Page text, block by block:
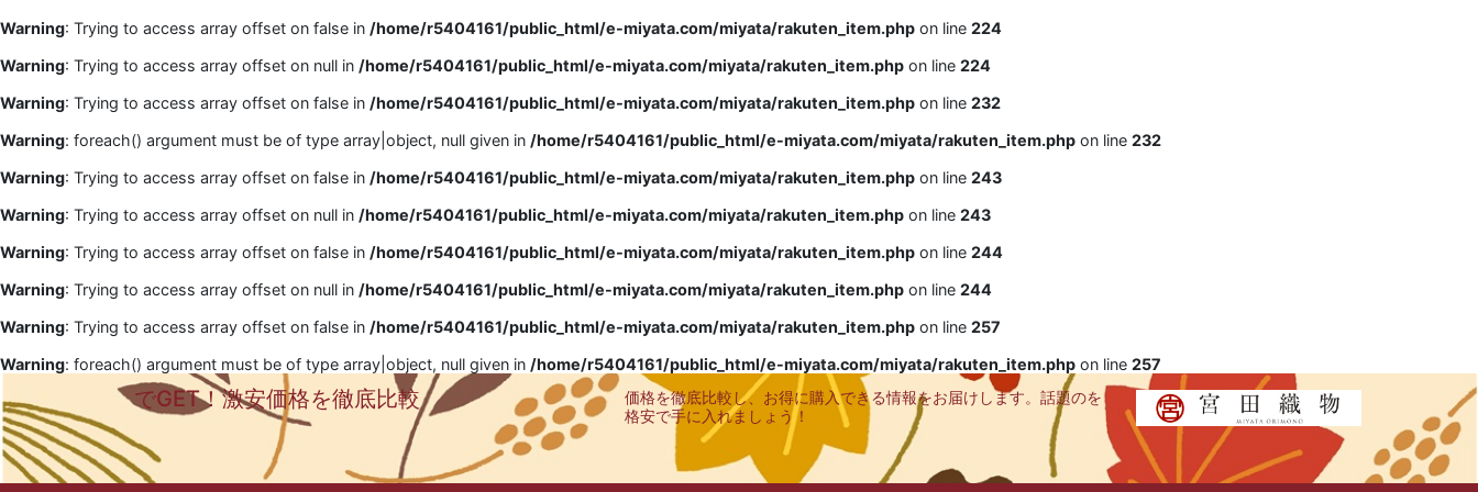
Warning: Trying to access array offset on false in /home/r5404161/public_html/e-miyata.com/miyata/rakuten_item.php on line 224
Warning: Trying to access array offset on null in /home/r5404161/public_html/e-miyata.com/miyata/rakuten_item.php on line 224
Warning: Trying to access array offset on false in /home/r5404161/public_html/e-miyata.com/miyata/rakuten_item.php on line 232
Warning: foreach() argument must be of type array|object, null given in /home/r5404161/public_html/e-miyata.com/miyata/rakuten_item.php on line 232
Warning: Trying to access array offset on false in /home/r5404161/public_html/e-miyata.com/miyata/rakuten_item.php on line 243
Warning: Trying to access array offset on null in /home/r5404161/public_html/e-miyata.com/miyata/rakuten_item.php on line 243
Warning: Trying to access array offset on false in /home/r5404161/public_html/e-miyata.com/miyata/rakuten_item.php on line 244
Warning: Trying to access array offset on null in /home/r5404161/public_html/e-miyata.com/miyata/rakuten_item.php on line 244
Warning: Trying to access array offset on false in /home/r5404161/public_html/e-miyata.com/miyata/rakuten_item.php on line 257
Warning: foreach() argument must be of type array|object, null given in /home/r5404161/public_html/e-miyata.com/miyata/rakuten_item.php on line 257
でGET！激安価格を徹底比較
価格を徹底比較し、お得に購入できる情報をお届けします。話題のを
格安で手に入れましょう！